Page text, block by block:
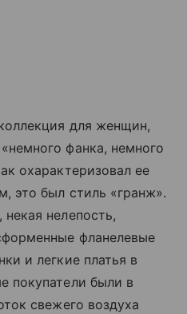
для женщин,
фанка, немного
охарактеризовал ее
это был стиль «гранж».
нелепость,
фланелевые
и легкие платья в
покупатели были в
свежего воздуха